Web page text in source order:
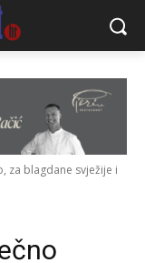
za blagdane svježije i